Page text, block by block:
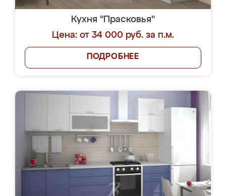
Кухня "Прасковья"
Цена: от 34 000 руб. за п.м.
ПОДРОБНЕЕ